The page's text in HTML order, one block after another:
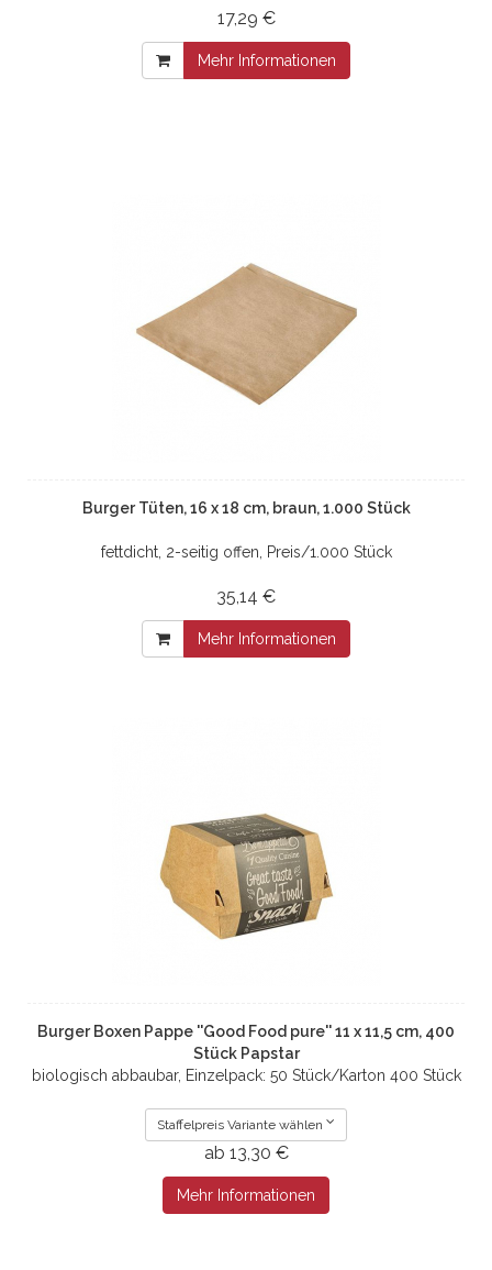
17,29 €
Mehr Informationen
Burger Tüten, 16 x 18 cm, braun, 1.000 Stück
fettdicht, 2-seitig offen, Preis/1.000 Stück
35,14 €
Mehr Informationen
Burger Boxen Pappe ''Good Food pure'' 11 x 11,5 cm, 400
Stück Papstar
biologisch abbaubar, Einzelpack: 50 Stück/Karton 400 Stück
Staffelpreis Variante wählen
ab 13,30 €
Mehr Informationen